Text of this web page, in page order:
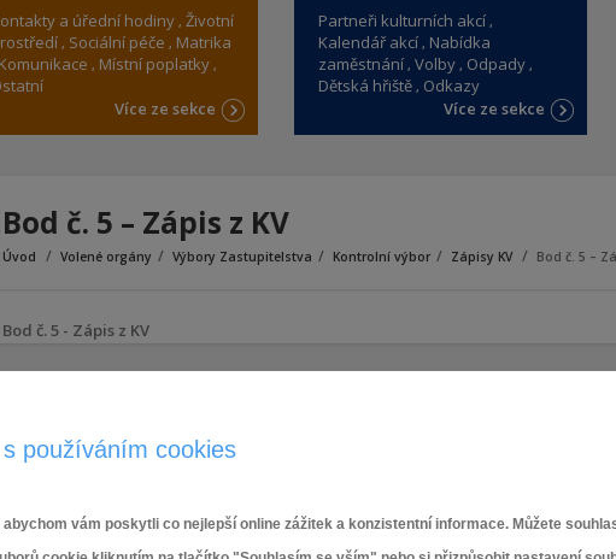
používáním cookies
vám poskytli co nejlepší online zážitek a konzistentní informace. Můžete
a úřední hodiny Životní
Sociální péče
Matrika
Komunikace
Místní poplatky
Více ze sekce
Partneři kulturních akcí
Kalendář akcí Nabídka
zaměstnání Volby Odpady
Dětská hřiště Odkazy
Více ze sekce
Bod č. 5 – Zápis z KV
Úvod Volené orgány Výbory Zastupitelstva Kontrolní výbor Zápisy KV Bod č. 5 –
Bod č. 5 - Zápis z KV